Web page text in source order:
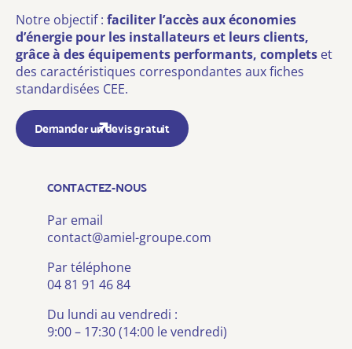
Notre objectif : faciliter l’accès aux économies
d’énergie pour les installateurs et leurs clients,
grâce à des équipements performants, complets et
des caractéristiques correspondantes aux fiches
standardisées CEE.
Demander un devis gratuit
CONTACTEZ-NOUS
Par email
contact@amiel-groupe.com
Par téléphone
04 81 91 46 84
Du lundi au vendredi :
9:00 – 17:30 (14:00 le vendredi)